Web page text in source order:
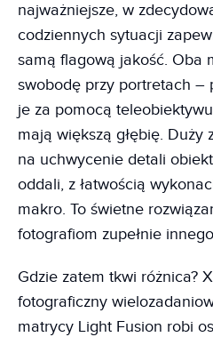
najważniejsze, w
codziennych sytuacji
samą flagową jakość. Oba
swobodę przy portretach –
je za pomocą
mają większą głębię. Duży
na uchwycenie detali
oddali, z łatwością
makro. To świetne
fotografiom zupełnie
Gdzie zatem tkwi różnica?
fotograficzny
matrycy Light Fusion robi